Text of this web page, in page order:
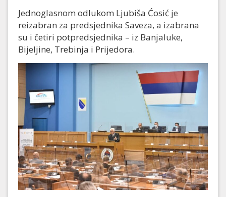
Jednoglasnom odlukom Ljubiša Ćosić je
reizabran za predsjednika Saveza, a izabrana
su i četiri potpredsjednika – iz Banjaluke,
Bijeljine, Trebinja i Prijedora.